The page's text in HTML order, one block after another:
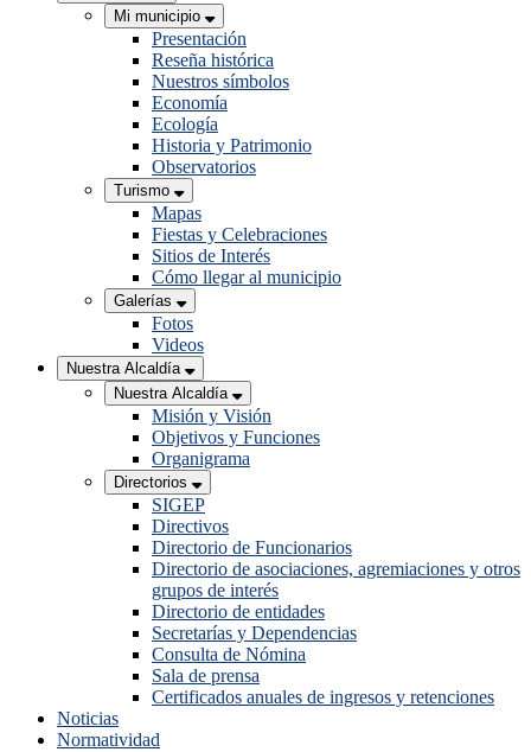
Mi municipio
Presentación
Reseña histórica
Nuestros símbolos
Economía
Ecología
Historia y Patrimonio
Observatorios
Turismo
Mapas
Fiestas y Celebraciones
Sitios de Interés
Cómo llegar al municipio
Galerías
Fotos
Videos
Nuestra Alcaldía
Nuestra Alcaldía
Misión y Visión
Objetivos y Funciones
Organigrama
Directorios
SIGEP
Directivos
Directorio de Funcionarios
Directorio de asociaciones, agremiaciones y otros
grupos de interés
Directorio de entidades
Secretarías y Dependencias
Consulta de Nómina
Sala de prensa
Certificados anuales de ingresos y retenciones
Noticias
Normatividad